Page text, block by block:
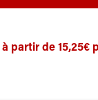
à partir de 15,25€